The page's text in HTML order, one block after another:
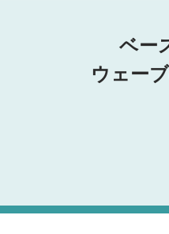
ベー
ウェー